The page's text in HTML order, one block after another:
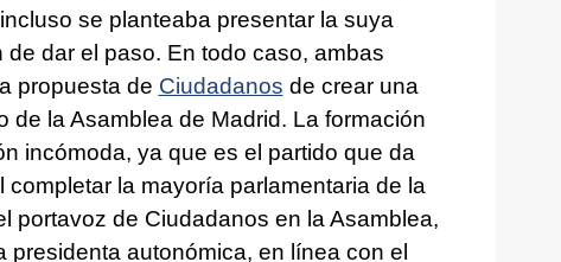
se planteaba presentar la suya
dar el paso. En todo caso, ambas
propuesta de Ciudadanos de crear una
la Asamblea de Madrid. La formación
incómoda, ya que es el partido que da
la mayoría parlamentaria de la
portavoz de Ciudadanos en la Asamblea,
presidenta autonómica, en línea con el